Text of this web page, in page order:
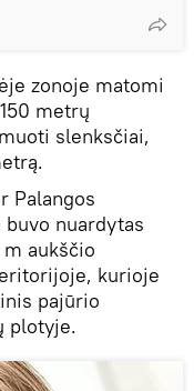
zonoje matomi
metrų
slenksčiai,
Palangos
nuardytas
aukščio
kurioje
pajūrio
plotyje.